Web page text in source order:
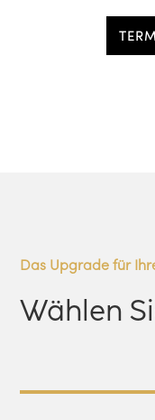
Das Upgrade für
Wählen